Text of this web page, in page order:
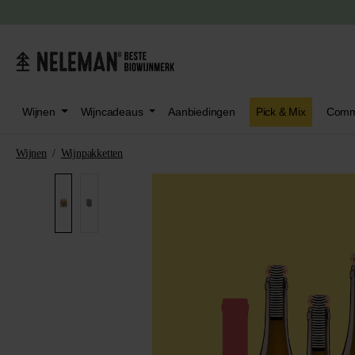
Wijnen Wijncadeaus Aanbiedingen Pick & Mix
Wijnen / Wijnpakketten